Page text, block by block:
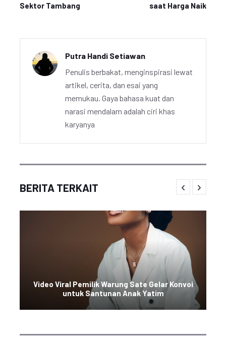
Sektor Tambang
saat Harga Naik
Putra Handi Setiawan
Penulis berbakat, menginspirasi lewat
artikel, cerita, dan esai yang
memukau. Gaya bahasa kuat dan
narasi mendalam adalah ciri khas
karyanya
BERITA TERKAIT
Video Viral Pemilik Warung Sate Gelar Konvoi
untuk Santunan Anak Yatim